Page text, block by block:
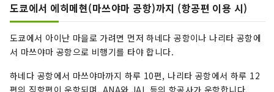
도쿄에서 에히메현(마쓰야마 공항)까지 (항공편 이용 시)
도쿄에서 아이난 마을로 가려면 먼저 하네다 공항이나 나리타 공항에
서 마쓰야마 공항으로 비행기를 타야 합니다.
하네다 공항에서 마쓰야마까지 하루 10편, 나리타 공항에서 하루 12